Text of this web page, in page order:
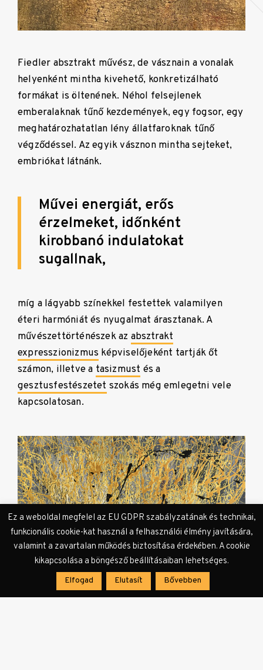
Fiedler absztrakt művész, de vásznain a vonalak
helyenként mintha kivehető, konkretizálható
formákat is öltenének. Néhol felsejlenek
emberalaknak tűnő kezdemények, egy fogsor, egy
meghatározhatatlan lény állatfaroknak tűnő
végződéssel. Az egyik vásznon mintha sejteket,
embriókat látnánk.
Művei energiát, erős
érzelmeket, időnként
kirobbanó indulatokat
sugallnak,
míg a lágyabb színekkel festettek valamilyen
éteri harmóniát és nyugalmat árasztanak. A
művészettörténészek az absztrakt
expresszionizmus képviselőjeként tartják őt
számon, illetve a tasizmust és a
gesztusfestészetet szokás még emlegetni vele
kapcsolatosan.
Ez a weboldal megfelel az EU GDPR szabályzatának és technikai,
funkcionális cookie-kat használ a felhasználói élmény javítására,
valamint a zavartalan működés biztosítása érdekében. A cookie
kikapcsolása a böngésző beállításaiban lehetséges.
Elfogad Elutasít Bővebben